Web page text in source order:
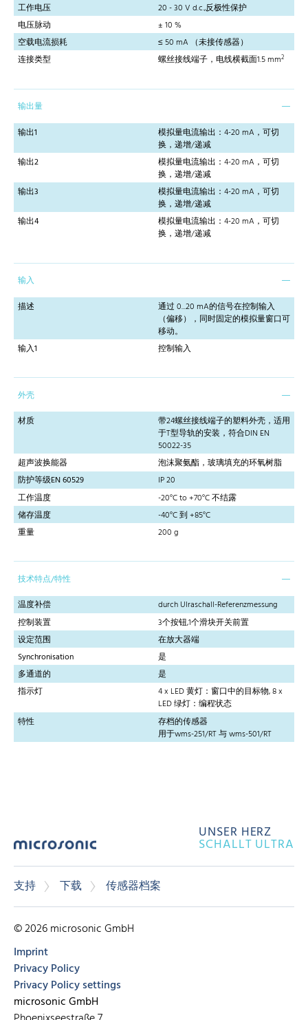
工作电压
20 - 30 V d.c.,反极性保护
电压脉动
± 10 %
空载电流损耗
≤ 50 mA （未接传感器）
连接类型
螺丝接线端子，电线横截面1.5 mm2
输出量
输出1
模拟量电流输出：4-20 mA，可切
换，递增/递减
输出2
模拟量电流输出：4-20 mA，可切
换，递增/递减
输出3
模拟量电流输出：4-20 mA，可切
换，递增/递减
输出4
模拟量电流输出：4-20 mA，可切
换，递增/递减
输入
描述
通过 0...20 mA的信号在控制输入
（偏移），同时固定的模拟量窗口可
移动。
输入1
控制输入
外壳
材质
带24螺丝接线端子的塑料外壳，适用
于T型导轨的安装，符合DIN EN
50022-35
超声波换能器
泡沫聚氨酯，玻璃填充的环氧树脂
防护等级EN 60529
IP 20
工作温度
-20°C to +70°C 不结露
储存温度
-40°C 到 +85°C
重量
200 g
技术特点/特性
温度补偿
durch Ulraschall-Referenzmessung
控制装置
3个按钮,1个滑块开关前置
设定范围
在放大器端
Synchronisation
是
多通道的
是
指示灯
4 x LED 黄灯：窗口中的目标物, 8 x
LED 绿灯：编程状态
特性
存档的传感器
用于wms-251/RT 与 wms-501/RT
UNSER HERZ
SCHALLT ULTRA
支持 下载 传感器档案
© 2026 microsonic GmbH
Imprint
Privacy Policy
Privacy Policy settings
microsonic GmbH